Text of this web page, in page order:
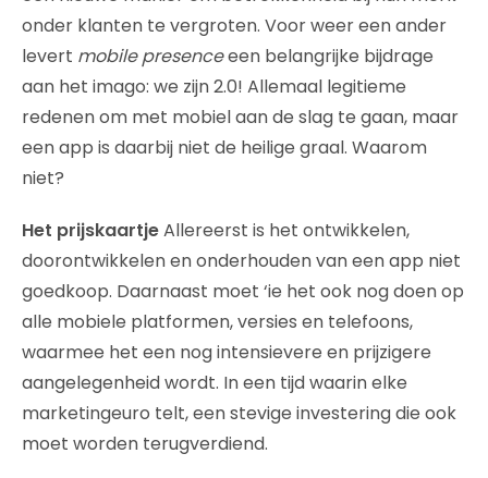
onder klanten te vergroten. Voor weer een ander
levert mobile presenceeen belangrijke bijdrage
aan het imago: we zijn 2.0! Allemaal legitieme
redenen om met mobiel aan de slag te gaan, maar
een app is daarbij niet de heilige graal. Waarom
niet?
Het prijskaartjeAllereerst is het ontwikkelen,
doorontwikkelen en onderhouden van een app niet
goedkoop. Daarnaast moet ‘ie het ook nog doen op
alle mobiele platformen, versies en telefoons,
waarmee het een nog intensievere en prijzigere
aangelegenheid wordt. In een tijd waarin elke
marketingeuro telt, een stevige investering die ook
moet worden terugverdiend.